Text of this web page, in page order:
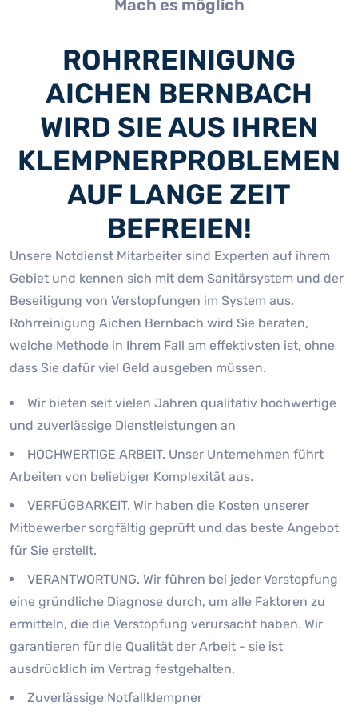
Mach es möglich
ROHRREINIGUNG
AICHEN BERNBACH
WIRD SIE AUS IHREN
KLEMPNERPROBLEMEN
AUF LANGE ZEIT
BEFREIEN!
Unsere Notdienst Mitarbeiter sind Experten auf ihrem
Gebiet und kennen sich mit dem Sanitärsystem und der
Beseitigung von Verstopfungen im System aus.
Rohrreinigung Aichen Bernbach wird Sie beraten,
welche Methode in Ihrem Fall am effektivsten ist, ohne
dass Sie dafür viel Geld ausgeben müssen.
Wir bieten seit vielen Jahren qualitativ hochwertige
und zuverlässige Dienstleistungen an
HOCHWERTIGE ARBEIT. Unser Unternehmen führt
Arbeiten von beliebiger Komplexität aus.
VERFÜGBARKEIT. Wir haben die Kosten unserer
Mitbewerber sorgfältig geprüft und das beste Angebot
für Sie erstellt.
VERANTWORTUNG. Wir führen bei jeder Verstopfung
eine gründliche Diagnose durch, um alle Faktoren zu
ermitteln, die die Verstopfung verursacht haben. Wir
garantieren für die Qualität der Arbeit - sie ist
ausdrücklich im Vertrag festgehalten.
Zuverlässige Notfallklempner